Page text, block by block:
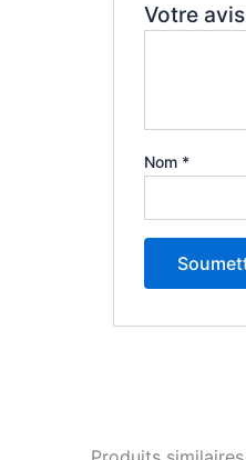
Votre avis
Nom *